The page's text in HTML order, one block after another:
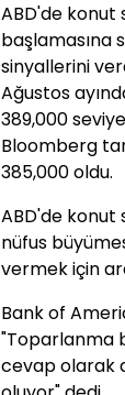
ABD'de konut
sinyallerini
Ağustos
389,000
Bloomberg
385,000 oldu.
ABD'de konut
nüfus
vermek için
Bank of
"Toparlanma
cevap olarak